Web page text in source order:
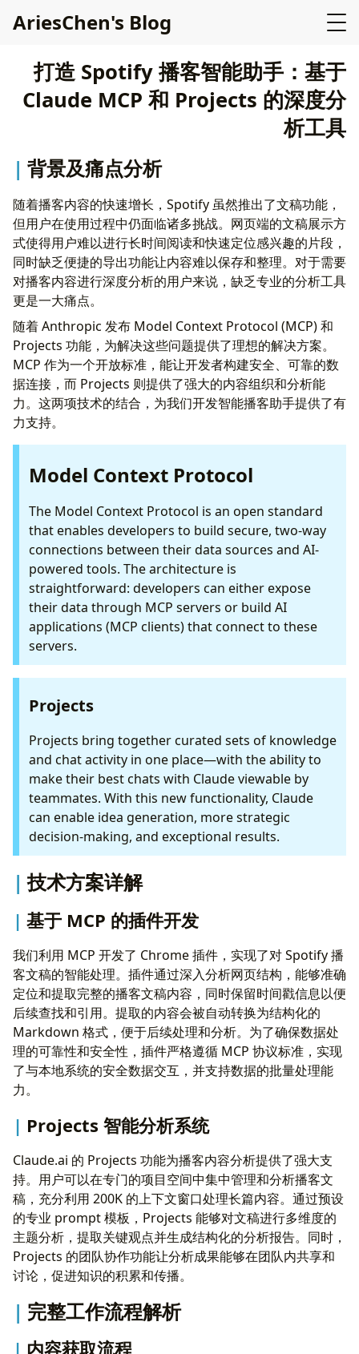
AriesChen's Blog
打造 Spotify 播客智能助手：基于
Claude MCP 和 Projects 的深度分
析工具
背景及痛点分析
随着播客内容的快速增长，Spotify 虽然推出了文稿功能，
但用户在使用过程中仍面临诸多挑战。网页端的文稿展示方
式使得用户难以进行长时间阅读和快速定位感兴趣的片段，
同时缺乏便捷的导出功能让内容难以保存和整理。对于需要
对播客内容进行深度分析的用户来说，缺乏专业的分析工具
更是一大痛点。
随着 Anthropic 发布 Model Context Protocol (MCP) 和
Projects 功能，为解决这些问题提供了理想的解决方案。
MCP 作为一个开放标准，能让开发者构建安全、可靠的数
据连接，而 Projects 则提供了强大的内容组织和分析能
力。这两项技术的结合，为我们开发智能播客助手提供了有
力支持。
Model Context Protocol
The Model Context Protocol is an open standard
that enables developers to build secure, two-way
connections between their data sources and AI-
powered tools. The architecture is
straightforward: developers can either expose
their data through MCP servers or build AI
applications (MCP clients) that connect to these
servers.
Projects
Projects bring together curated sets of knowledge
and chat activity in one place—with the ability to
make their best chats with Claude viewable by
teammates. With this new functionality, Claude
can enable idea generation, more strategic
decision-making, and exceptional results.
技术方案详解
基于 MCP 的插件开发
我们利用 MCP 开发了 Chrome 插件，实现了对 Spotify 播
客文稿的智能处理。插件通过深入分析网页结构，能够准确
定位和提取完整的播客文稿内容，同时保留时间戳信息以便
后续查找和引用。提取的内容会被自动转换为结构化的
Markdown 格式，便于后续处理和分析。为了确保数据处
理的可靠性和安全性，插件严格遵循 MCP 协议标准，实现
了与本地系统的安全数据交互，并支持数据的批量处理能
力。
Projects 智能分析系统
Claude.ai 的 Projects 功能为播客内容分析提供了强大支
持。用户可以在专门的项目空间中集中管理和分析播客文
稿，充分利用 200K 的上下文窗口处理长篇内容。通过预设
的专业 prompt 模板，Projects 能够对文稿进行多维度的
主题分析，提取关键观点并生成结构化的分析报告。同时，
Projects 的团队协作功能让分析成果能够在团队内共享和
讨论，促进知识的积累和传播。
完整工作流程解析
内容获取流程